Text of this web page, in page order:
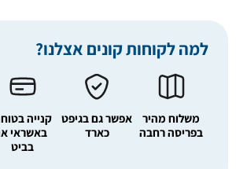
למה לקוחות קונים אצלנו?
משלוח מהיר
בפריסה רחבה
אפשר גם בגיפט
כארד
קנייה בטוחה
באשראי או
בביט